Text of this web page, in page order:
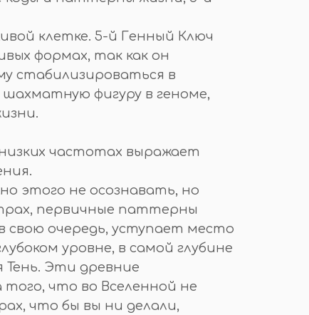
клетке. 5-й Генный Ключ
формах, так как он
стабилизироваться в
фигуру в геноме,
частотах выражает
этого не осознавать, но
первичные паттерны
очередь, уступает место
уровне, в самой глубине
Тень. Эти древние
что во Вселенной не
что бы вы ни делали,